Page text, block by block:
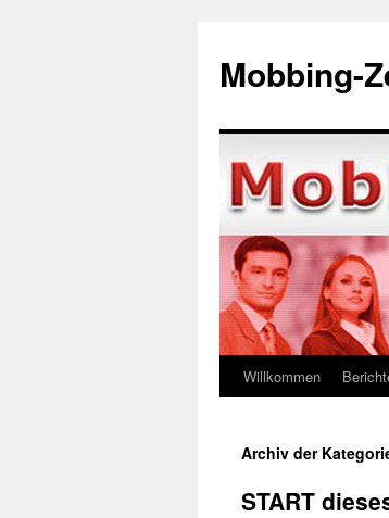
springen
Mobbing-
Willkommen
Archiv der
START